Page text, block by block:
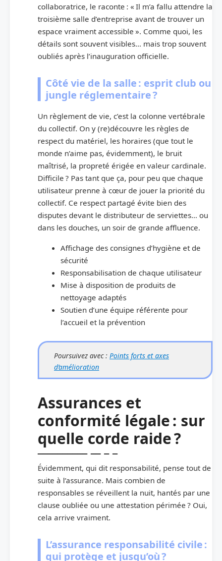
collaboratrice, le raconte : « Il m’a fallu attendre la
troisième salle d’entreprise avant de trouver un
espace vraiment accessible ». Comme quoi, les
détails sont souvent visibles… mais trop souvent
oubliés après l’inauguration officielle.
Côté vie de la salle : esprit club ou
jungle réglementaire ?
Un règlement de vie, c’est la colonne vertébrale
du collectif. On y (re)découvre les règles de
respect du matériel, les horaires (que tout le
monde n’aime pas, évidemment), le bruit
maîtrisé, la propreté érigée en valeur cardinale.
Difficile ? Pas tant que ça, pour peu que chaque
utilisateur prenne à cœur de jouer la priorité du
collectif. Ce respect partagé évite bien des
disputes devant le distributeur de serviettes… ou
dans les douches, un soir de grande affluence.
Affichage des consignes d’hygiène et de
sécurité
Responsabilisation de chaque utilisateur
Mise à disposition de produits de
nettoyage adaptés
Soutien d’une équipe référente pour
l’accueil et la prévention
Poursuivez avec : Points forts et axes
d’amélioration
Assurances et
conformité légale : sur
quelle corde raide ?
Évidemment, qui dit responsabilité, pense tout de
suite à l’assurance. Mais combien de
responsables se réveillent la nuit, hantés par une
clause oubliée ou une attestation périmée ? Oui,
cela arrive vraiment.
L’assurance responsabilité civile :
qui protège et jusqu’où ?